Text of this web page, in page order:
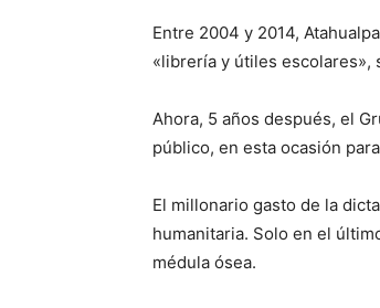
Entre 2004 y 2014,
«librería y útiles
Ahora, 5 años después, el
público, en esta ocasión
El millonario gasto de la
humanitaria. Solo en el
médula ósea.